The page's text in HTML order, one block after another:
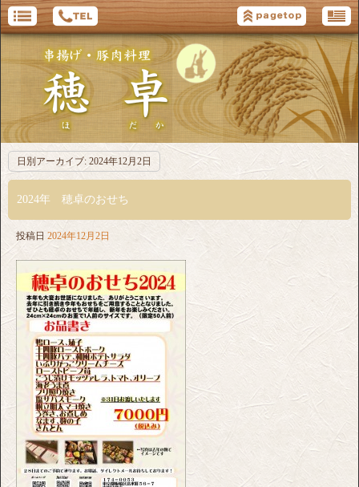
日別アーカイブ: 2024年12月2日
2024年 穂卓のおせち
投稿日 2024年12月2日